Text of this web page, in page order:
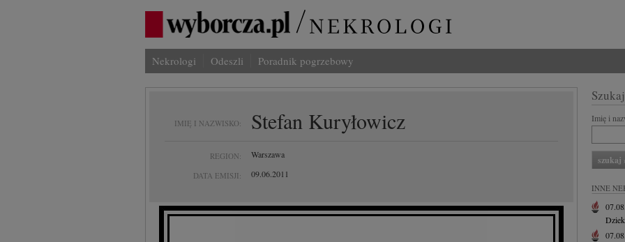
Nekrologi Odeszli Poradnik pogrzebowy
IMIĘ I NAZWISKO: Stefan Kuryłowicz
REGION: Warszawa
DATA EMISJI: 09.06.2011
Imię i
INNE